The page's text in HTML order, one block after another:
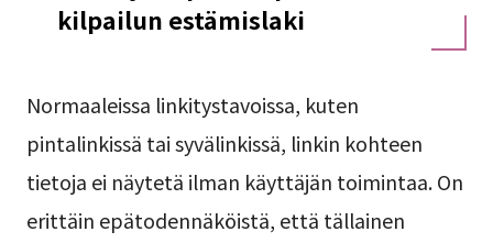
kilpailun estämislaki
Normaaleissa linkitystavoissa, kuten
pintalinkissä tai syvälinkissä, linkin kohteen
tietoja ei näytetä ilman käyttäjän toimintaa. On
erittäin epätodennäköistä, että tällainen